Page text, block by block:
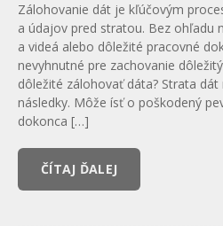
Zálohovanie dát je kľúčovým
a údajov pred stratou. Bez ohľadu
a videá alebo dôležité pracovné
nevyhnutné pre zachovanie
dôležité zálohovať dáta? Strata
následky. Môže ísť o poškodený
dokonca […]
ČÍTAJ ĎALEJ